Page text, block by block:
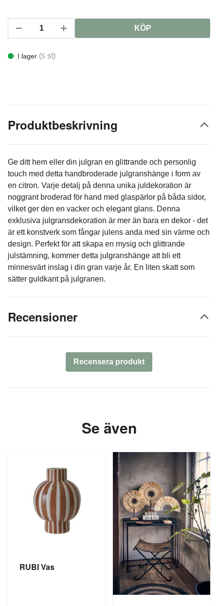
KÖP
I lager (5 st)
Produktbeskrivning
Ge ditt hem eller din julgran en glittrande och personlig
touch med detta handbroderade julgranshänge i form av
en citron. Varje detalj på denna unika juldekoration är
noggrant broderad för hand med glaspärlor på båda sidor,
vilket ger den en vacker och elegant glans. Denna
exklusiva julgransdekoration är mer än bara en dekor - det
är ett konstverk som fångar julens anda med sin värme och
design. Perfekt för att skapa en mysig och glittrande
julstämning, kommer detta julgranshänge att bli ett
minnesvärt inslag i din gran varje år. En liten skatt som
sätter guldkant på julgranen.
Recensioner
Recensera produkt
Se även
RUBI Vas